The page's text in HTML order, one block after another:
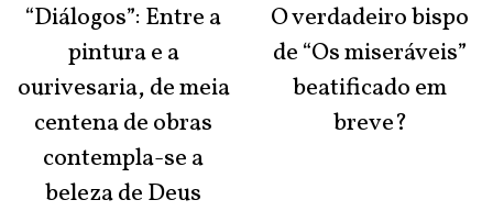
“Diálogos”: Entre a
pintura e a
ourivesaria, de meia
centena de obras
contempla-se a
beleza de Deus
O verdadeiro bispo
de “Os miseráveis”
beatificado em
breve?